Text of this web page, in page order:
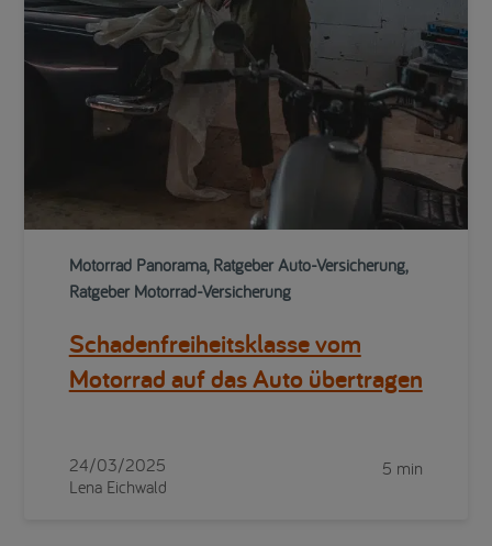
Motorrad Panorama, Ratgeber Auto-Versicherung,
Ratgeber Motorrad-Versicherung
Schadenfreiheitsklasse vom
Motorrad auf das Auto übertragen
24/03/2025
Lena Eichwald
5 min